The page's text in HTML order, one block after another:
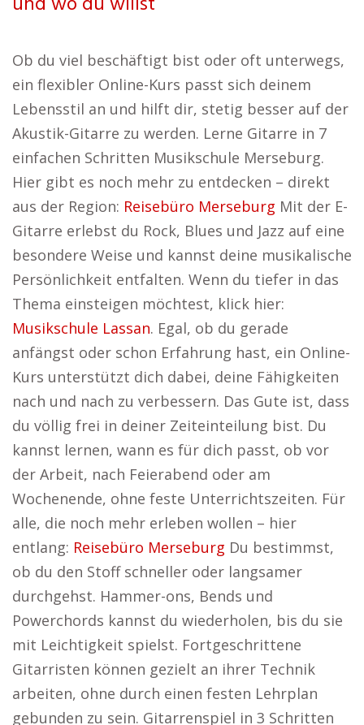
Ob du viel beschäftigt bist oder oft unterwegs,
ein flexibler Online-Kurs passt sich deinem
Lebensstil an und hilft dir, stetig besser auf der
Akustik-Gitarre zu werden. Lerne Gitarre in 7
einfachen Schritten Musikschule Merseburg.
Hier gibt es noch mehr zu entdecken – direkt
aus der Region: Reisebüro Merseburg Mit der E-
Gitarre erlebst du Rock, Blues und Jazz auf eine
besondere Weise und kannst deine musikalische
Persönlichkeit entfalten. Wenn du tiefer in das
Thema einsteigen möchtest, klick hier:
Musikschule Lassan. Egal, ob du gerade
anfängst oder schon Erfahrung hast, ein Online-
Kurs unterstützt dich dabei, deine Fähigkeiten
nach und nach zu verbessern. Das Gute ist, dass
du völlig frei in deiner Zeiteinteilung bist. Du
kannst lernen, wann es für dich passt, ob vor
der Arbeit, nach Feierabend oder am
Wochenende, ohne feste Unterrichtszeiten. Für
alle, die noch mehr erleben wollen – hier
entlang: Reisebüro Merseburg Du bestimmst,
ob du den Stoff schneller oder langsamer
durchgehst. Hammer-ons, Bends und
Powerchords kannst du wiederholen, bis du sie
mit Leichtigkeit spielst. Fortgeschrittene
Gitarristen können gezielt an ihrer Technik
arbeiten, ohne durch einen festen Lehrplan
gebunden zu sein. Gitarrenspiel in 3 Schritten